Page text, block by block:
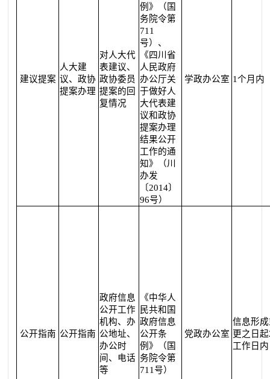
建议提案
人大建
议、政协
提案办理
对人大代
表建议、
政协委员
提案的回
复情况
例》（国
务院令第
711
号）、
《四川省
人民政府
办公厅关
于做好人
大代表建
议和政协
提案办理
结果公开
工作的通
知》（川
办发
〔2014〕
96号）
学政办公室 1个月内
公开指南 公开指南
政府信息
公开工作
机构、办
公地址、
办公时
间、电话
等
《中华人
民共和国
政府信息
公开条
例》（国
务院令第
711号）
党政办公室
信息形
更之日
工作日内